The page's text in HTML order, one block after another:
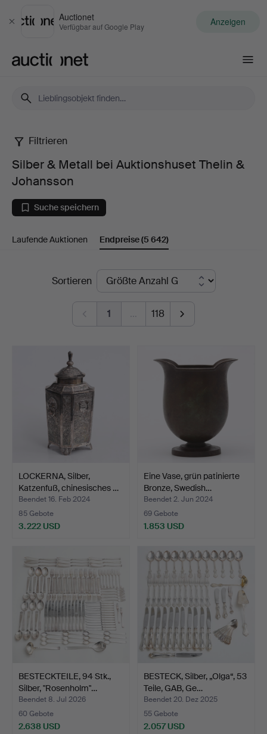
Schließen
Auctionet
Verfügbar auf Google Play Anzeigen
Silber
&
Metall
bei
Thelin
Johansson
Filtrieren
Silber & Metall bei Auktionshuset Thelin &
Johansson
Suche speichern
Laufende Auktionen Endpreise(5 642)
EndpreiseSortieren
1 … 118
LOCKERNA, Silber,
Katzenfuß, chinesisches …
Beendet 16. Feb 2024
85 Gebote
3.222 USD
Eine Vase, grün patinierte
Bronze, Swedish…
Beendet 2. Jun 2024
69 Gebote
1.853 USD
BESTECKTEILE, 94 Stk.,
Silber, "Rosenholm"…
Beendet 8. Jul 2026
60 Gebote
2.638 USD
BESTECK, Silber, „Olga“, 53
Teile, GAB, Ge…
Beendet 20. Dez 2025
55 Gebote
2.057 USD